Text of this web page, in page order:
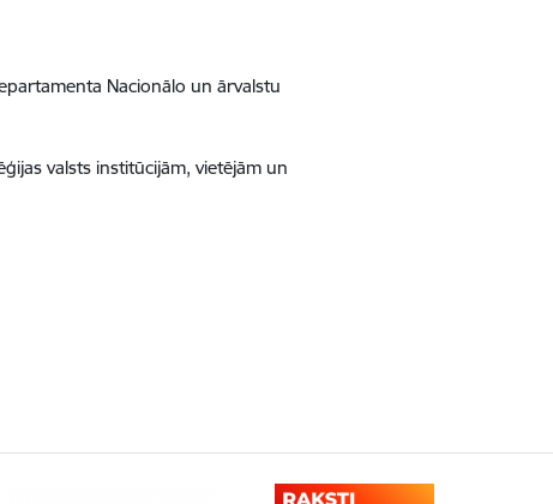
Nacionālo un ārvalstu
valsts institūcijām, vietējām un